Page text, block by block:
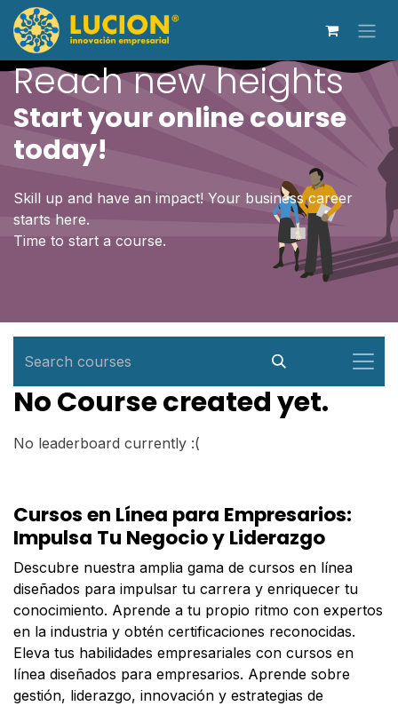
Skip to Content
Reach new heights
Start your online course
today!
Skill up and have an impact! Your business career
starts here.
Time to start a course.
No leaderboard currently :(
No Course created yet.
Cursos en Línea para Empresarios:
Impulsa Tu Negocio y Liderazgo
Descubre nuestra amplia gama de cursos en línea
diseñados para impulsar tu carrera y enriquecer tu
conocimiento. Aprende a tu propio ritmo con expertos
en la industria y obtén certificaciones reconocidas.
Eleva tus habilidades empresariales con cursos en
línea diseñados para empresarios. Aprende sobre
gestión, liderazgo, innovación y estrategias de